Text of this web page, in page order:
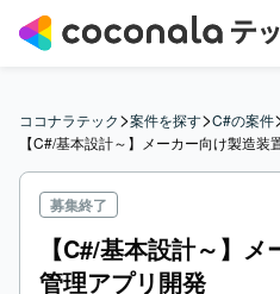
ココナラテック>案件を探す>C#の案件
【C#/基本設計～】メーカー向け製造装
募集終了
【C#/基本設計～】
管理アプリ開発